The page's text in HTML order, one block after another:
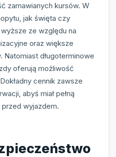
zamawianych kursów. W
jak święta czy
ze względu na
oraz większe
Natomiast długoterminowe
oferują możliwość
cennik zawsze
abyś miał pełną
wyjazdem.